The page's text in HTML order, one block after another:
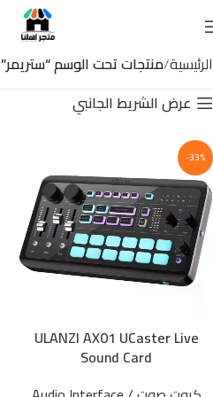
الرئيسية منتجات تحت الوسم “ستريمر”
عرض الشريط الجانبي
-33%
ULANZI AX01 UCaster Live
Sound Card